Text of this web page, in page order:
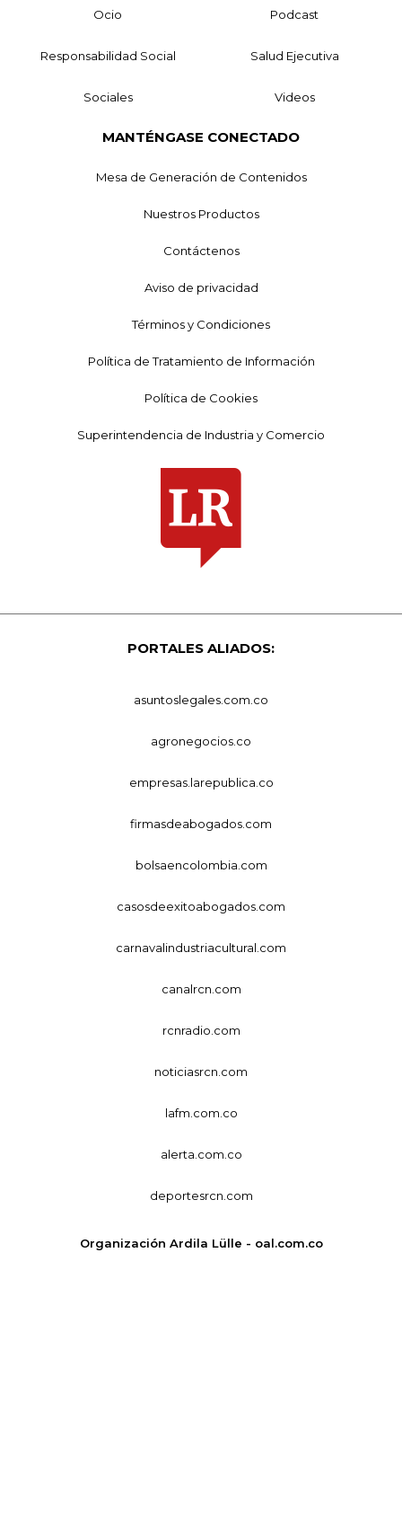
Ocio Podcast
Responsabilidad Social Salud Ejecutiva
Sociales Videos
MANTÉNGASE CONECTADO
Mesa de Generación de Contenidos
Nuestros Productos
Contáctenos
Aviso de privacidad
Términos y Condiciones
Política de Tratamiento de Información
Política de Cookies
Superintendencia de Industria y Comercio
PORTALES ALIADOS:
asuntoslegales.com.co
agronegocios.co
empresas.larepublica.co
firmasdeabogados.com
bolsaencolombia.com
casosdeexitoabogados.com
carnavalindustriacultural.com
canalrcn.com
rcnradio.com
noticiasrcn.com
lafm.com.co
alerta.com.co
deportesrcn.com
Organización Ardila Lülle - oal.com.co